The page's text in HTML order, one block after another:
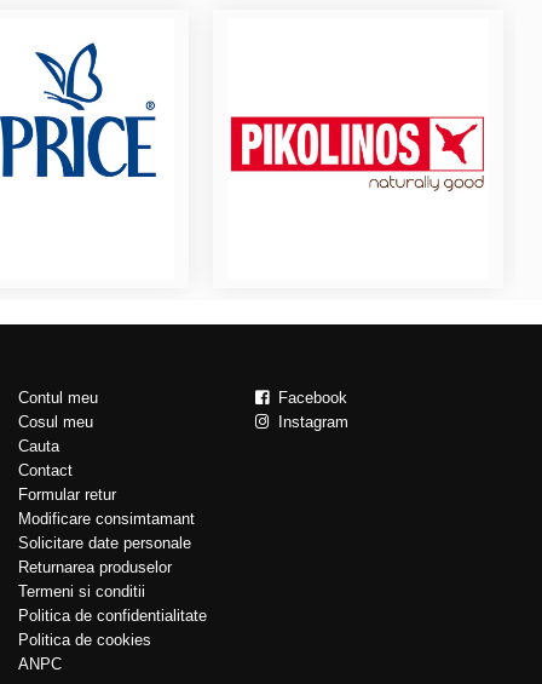
Contul meu
Cosul meu
Cauta
Contact
Formular retur
Modificare consimtamant
Solicitare date personale
Returnarea produselor
Termeni si conditii
Politica de confidentialitate
Politica de cookies
ANPC
Facebook
Instagram